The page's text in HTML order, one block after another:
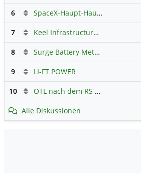
6 SpaceX-Haupt-Hauptforum
7 Keel Infrastructure Corporation
8 Surge Battery Metals - Forum
9 LI-FT POWER
10 OTL nach dem RS 1:20
Alle Diskussionen